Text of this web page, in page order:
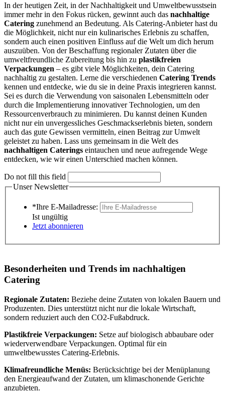
In der heutigen Zeit, in der Nachhaltigkeit und Umweltbewusstsein
immer mehr in den Fokus rücken, gewinnt auch das nachhaltige
Catering zunehmend an Bedeutung. Als Catering-Anbieter hast du
die Möglichkeit, nicht nur ein kulinarisches Erlebnis zu schaffen,
sondern auch einen positiven Einfluss auf die Welt um dich herum
auszuüben. Von der Beschaffung regionaler Zutaten über die
umweltfreundliche Zubereitung bis hin zu plastikfreien
Verpackungen – es gibt viele Möglichkeiten, dein Catering
nachhaltig zu gestalten. Lerne die verschiedenen Catering Trends
kennen und entdecke, wie du sie in deine Praxis integrieren kannst.
Sei es durch die Verwendung von saisonalen Lebensmitteln oder
durch die Implementierung innovativer Technologien, um den
Ressourcenverbrauch zu minimieren. Du kannst deinen Kunden
nicht nur ein unvergessliches Geschmackserlebnis bieten, sondern
auch das gute Gewissen vermitteln, einen Beitrag zur Umwelt
geleistet zu haben. Lass uns gemeinsam in die Welt des
nachhaltigen Caterings eintauchen und neue aufregende Wege
entdecken, wie wir einen Unterschied machen können.
Do not fill this field
Unser Newsletter
*Ihre E-Mailadresse:
Ist ungültig
Jetzt abonnieren
Besonderheiten und Trends im nachhaltigen
Catering
Regionale Zutaten: Beziehe deine Zutaten von lokalen Bauern und
Produzenten. Dies unterstützt nicht nur die lokale Wirtschaft,
sondern reduziert auch den CO2-Fußabdruck.
Plastikfreie Verpackungen: Setze auf biologisch abbaubare oder
wiederverwendbare Verpackungen. Optimal für ein
umweltbewusstes Catering-Erlebnis.
Klimafreundliche Menüs: Berücksichtige bei der Menüplanung
den Energieaufwand der Zutaten, um klimaschonende Gerichte
anzubieten.